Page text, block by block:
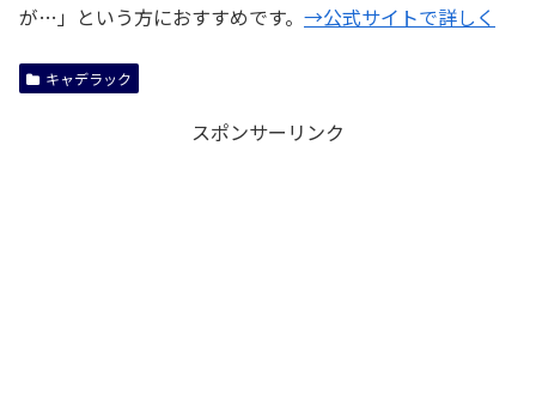
が…」という方におすすめです。 →公式サイトで詳しく
キャデラック
スポンサーリンク